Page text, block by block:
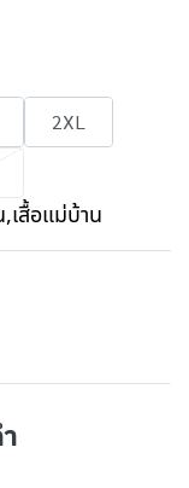
2XL
,เสื้อแม่บ้าน